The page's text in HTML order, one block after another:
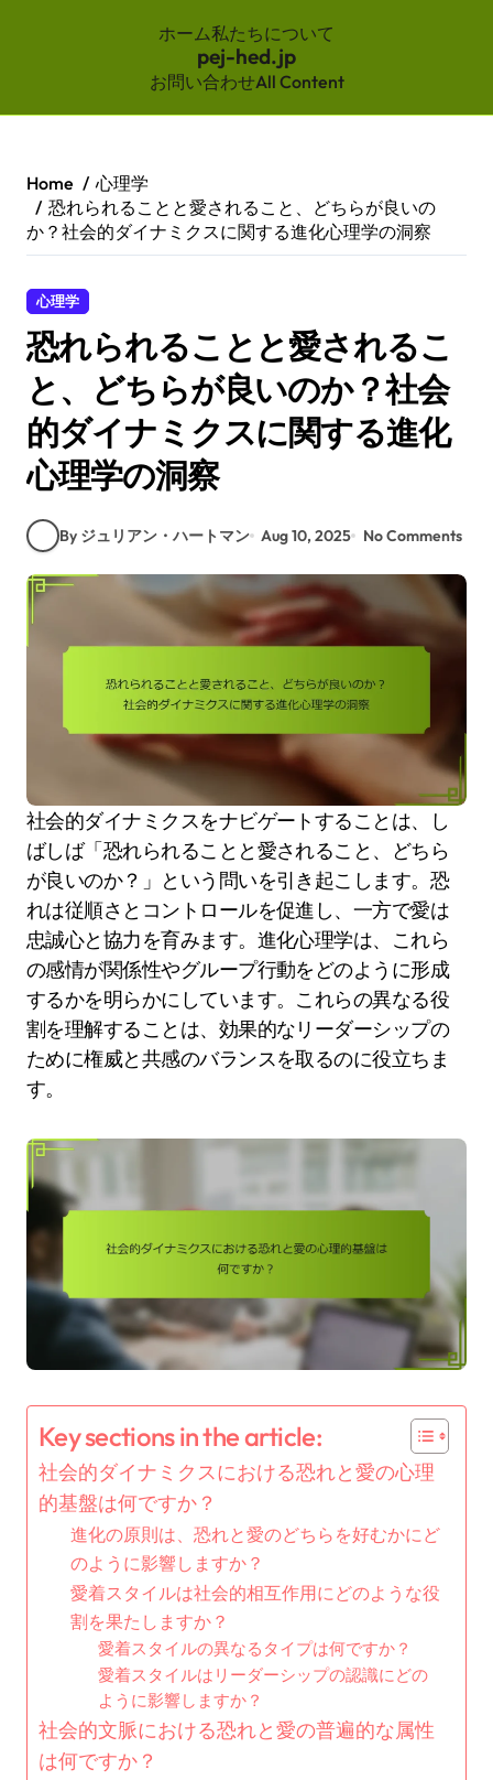
ホーム私たちについて
pej-hed.jp
お問い合わせAll Content
content
Home
心理学
恐れられることと愛されること、どちらが良いの
か？社会的ダイナミクスに関する進化心理学の洞察
心理学
恐れられることと愛されるこ
と、どちらが良いのか？社会
的ダイナミクスに関する進化
心理学の洞察
By ジュリアン・ハートマン Aug 10, 2025 No Comments
社会的ダイナミクスをナビゲートすることは、し
ばしば「恐れられることと愛されること、どちら
が良いのか？」という問いを引き起こします。恐
れは従順さとコントロールを促進し、一方で愛は
忠誠心と協力を育みます。進化心理学は、これら
の感情が関係性やグループ行動をどのように形成
するかを明らかにしています。これらの異なる役
割を理解することは、効果的なリーダーシップの
ために権威と共感のバランスを取るのに役立ちま
す。
Key sections in the article:
社会的ダイナミクスにおける恐れと愛の心理
的基盤は何ですか？
進化の原則は、恐れと愛のどちらを好むかにど
のように影響しますか？
愛着スタイルは社会的相互作用にどのような役
割を果たしますか？
愛着スタイルの異なるタイプは何ですか？
愛着スタイルはリーダーシップの認識にどの
ように影響しますか？
社会的文脈における恐れと愛の普遍的な属性
は何ですか？